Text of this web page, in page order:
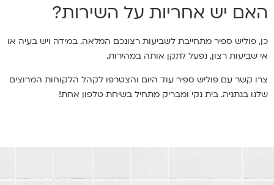
האם יש אחריות על השירות?
כן, פוליש ספיר מתחייבת לשביעות רצונכם המלאה. במידה ויש בעיה או
אי שביעות רצון, נפעל לתקן אותה במהירות.
צרו קשר עם פוליש ספיר עוד היום והצטרפו לקהל הלקוחות המרוצים
שלנו בנתניה. בית נקי ומבריק מתחיל בשיחת טלפון אחת!